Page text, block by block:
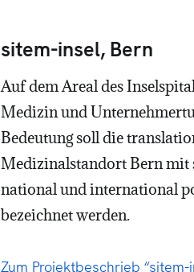
sitem-insel, Bern
Auf dem Areal des
Medizin und
Bedeutung soll die
Medizinalstandort Bern mit
national und international
bezeichnet werden.
Zum Projektbeschrieb “sitem-